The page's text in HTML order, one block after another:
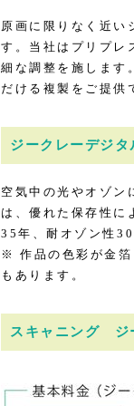
原画に限りなく近い
す。当社はプリプレ
細な調整を施します
だける複製をご提供
ジークレーデジタ
空気中の光やオゾン
は、優れた保存性に
35年、耐オゾン性30
※ 作品の色彩が金箔
もあります。
スキャニング ジ